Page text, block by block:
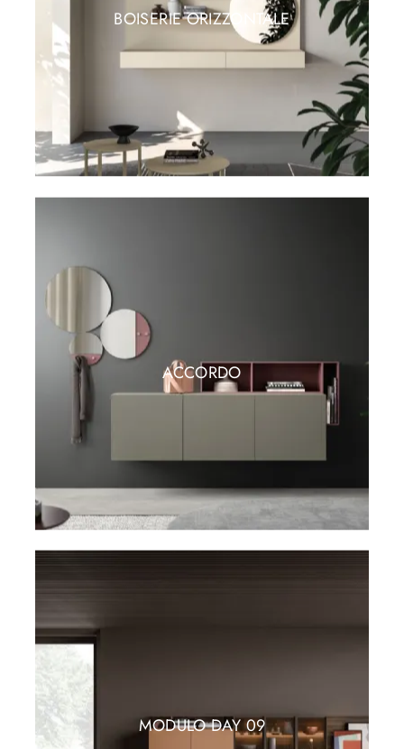
BOISERIE ORIZZONTALE
ACCORDO
MODULO DAY 09